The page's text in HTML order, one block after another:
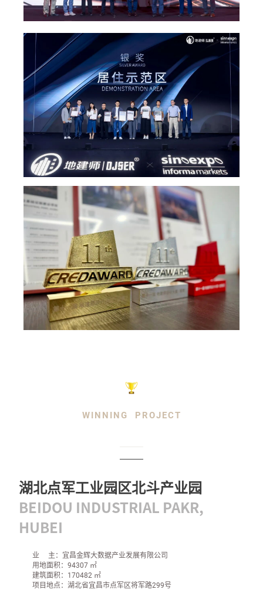
WINNING PROJECT
湖北点军工业园区北斗产业园
BEIDOU INDUSTRIAL PAKR,
HUBEI
业 主：宜昌金辉大数据产业发展有限公司
用地面积：94307 ㎡
建筑面积：170482 ㎡
项目地点：湖北省宜昌市点军区将军路299号